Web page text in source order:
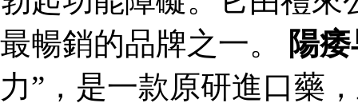
最暢銷的品牌之一。
陽
力”，是一款原研進口藥